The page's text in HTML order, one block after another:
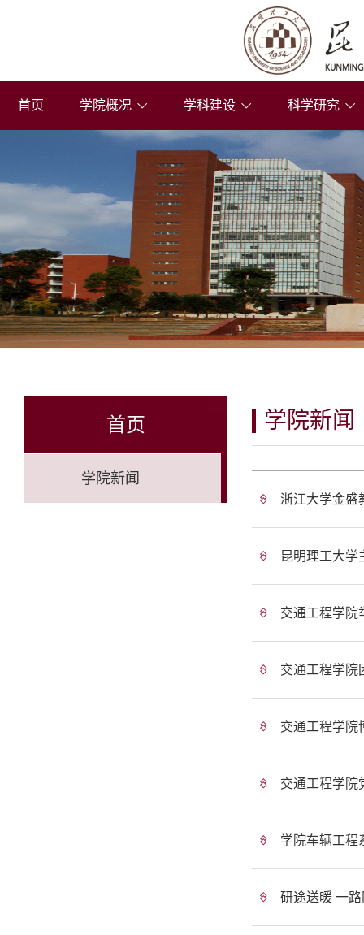
首页 学院概况 学科建设 科学研究
首页
学院新闻
学院新闻
浙江大学金盛
昆明理工大学
交通工程学院
交通工程学院
交通工程学院
交通工程学院
学院车辆工程
研途送暖 一